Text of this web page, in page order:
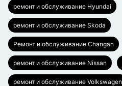
ремонт и обслуживание Hyundai
ремонт и обслуживание Skoda
Ремонт и обслуживание Changan
ремонт и обслуживание Nissan
ремонт и обслуживание Volkswagen